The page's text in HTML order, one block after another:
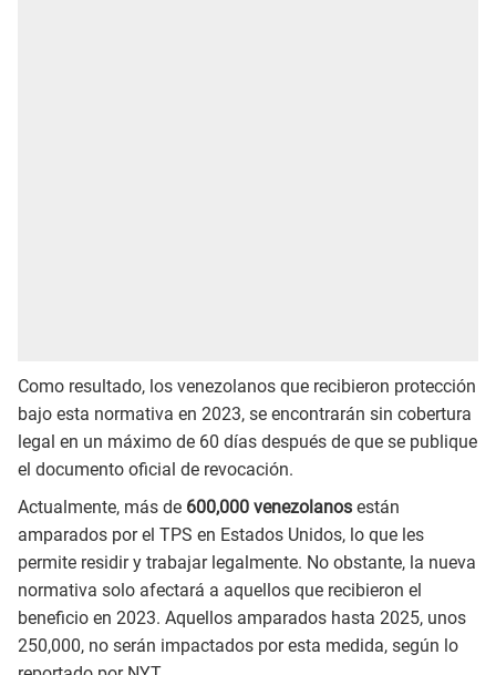
Como resultado, los venezolanos que recibieron protección
bajo esta normativa en 2023, se encontrarán sin cobertura
legal en un máximo de 60 días después de que se publique
el documento oficial de revocación.
Actualmente, más de 600,000 venezolanos están
amparados por el TPS en Estados Unidos, lo que les
permite residir y trabajar legalmente. No obstante, la nueva
normativa solo afectará a aquellos que recibieron el
beneficio en 2023. Aquellos amparados hasta 2025, unos
250,000, no serán impactados por esta medida, según lo